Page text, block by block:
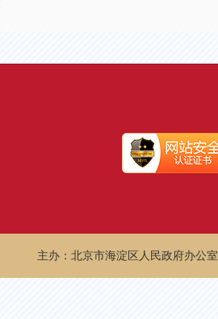
主办：北京市海淀区人民政府办公室